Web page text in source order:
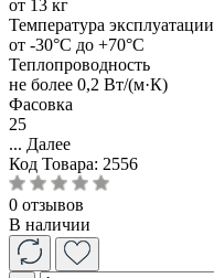
от 13 кг
Температура эксплуатации
от -30°С до +70°С
Теплопроводность
не более 0,2 Вт/(м·К)
Фасовка
25
... Далее
Код Товара: 2556
0 отзывов
В наличии